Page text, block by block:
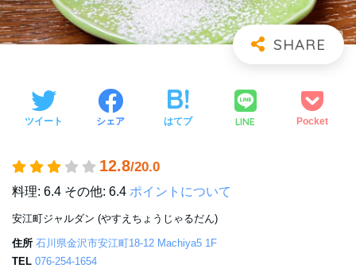
ツイート シェア はてブ LINE Pocket
12.8/20.0
料理: 6.4 その他: 6.4 ポイントについて
安江町ジャルダン (やすえちょうじゃるだん)
住所 石川県金沢市安江町18-12 Machiya5 1F
TEL 076-254-1654